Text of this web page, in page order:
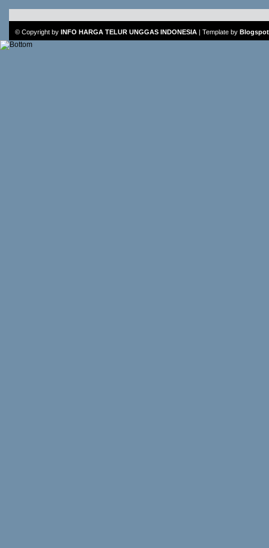
© Copyright by INFO HARGA TELUR UNGGAS INDONESIA Template by